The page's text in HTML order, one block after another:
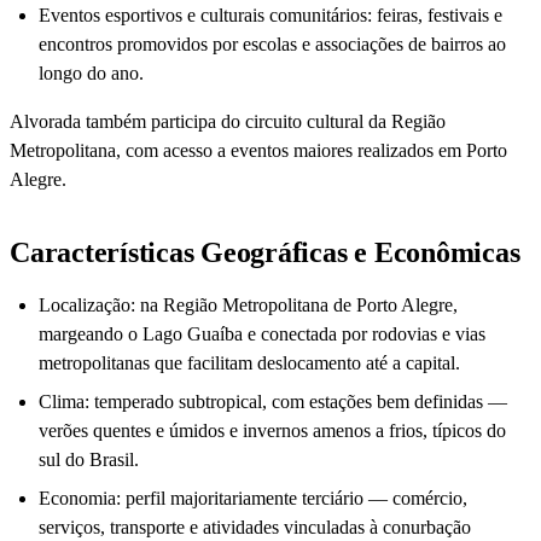
Eventos esportivos e culturais comunitários: feiras, festivais e
encontros promovidos por escolas e associações de bairros ao
longo do ano.
Alvorada também participa do circuito cultural da Região
Metropolitana, com acesso a eventos maiores realizados em Porto
Alegre.
Características Geográficas e Econômicas
Localização: na Região Metropolitana de Porto Alegre,
margeando o Lago Guaíba e conectada por rodovias e vias
metropolitanas que facilitam deslocamento até a capital.
Clima: temperado subtropical, com estações bem definidas —
verões quentes e úmidos e invernos amenos a frios, típicos do
sul do Brasil.
Economia: perfil majoritariamente terciário — comércio,
serviços, transporte e atividades vinculadas à conurbação